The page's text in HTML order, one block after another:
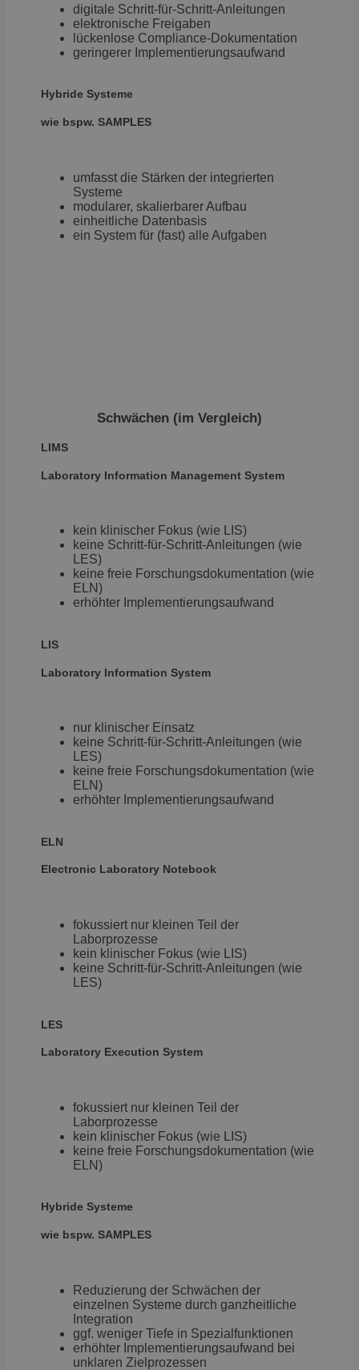
digitale Schritt-für-Schritt-Anleitungen
elektronische Freigaben
lückenlose Compliance-Dokumentation
geringerer Implementierungsaufwand
Hybride Systeme
wie bspw. SAMPLES
umfasst die Stärken der integrierten
Systeme
modularer, skalierbarer Aufbau
einheitliche Datenbasis
ein System für (fast) alle Aufgaben
Schwächen (im Vergleich)
LIMS
Laboratory Information Management System
kein klinischer Fokus (wie LIS)
keine Schritt-für-Schritt-Anleitungen (wie
LES)
keine freie Forschungsdokumentation (wie
ELN)
erhöhter Implementierungsaufwand
LIS
Laboratory Information System
nur klinischer Einsatz
keine Schritt-für-Schritt-Anleitungen (wie
LES)
keine freie Forschungsdokumentation (wie
ELN)
erhöhter Implementierungsaufwand
ELN
Electronic Laboratory Notebook
fokussiert nur kleinen Teil der
Laborprozesse
kein klinischer Fokus (wie LIS)
keine Schritt-für-Schritt-Anleitungen (wie
LES)
LES
Laboratory Execution System
fokussiert nur kleinen Teil der
Laborprozesse
kein klinischer Fokus (wie LIS)
keine freie Forschungsdokumentation (wie
ELN)
Hybride Systeme
wie bspw. SAMPLES
Reduzierung der Schwächen der
einzelnen Systeme durch ganzheitliche
Integration
ggf. weniger Tiefe in Spezialfunktionen
erhöhter Implementierungsaufwand bei
unklaren Zielprozessen